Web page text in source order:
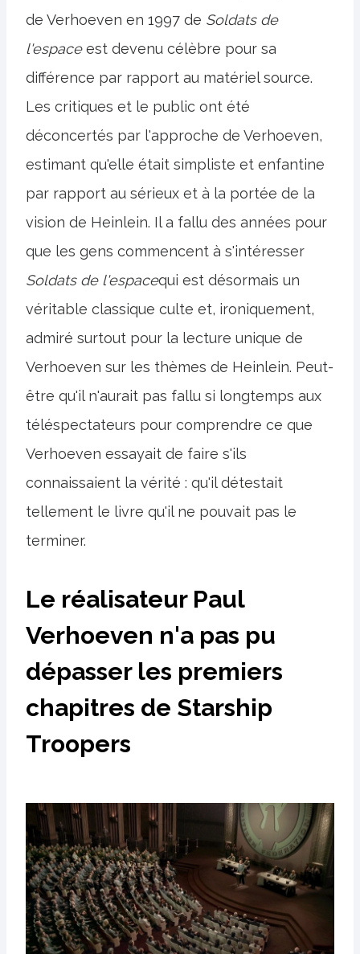
de Verhoeven en 1997 de Soldats de
l'espaceest devenu célèbre pour sa
différence par rapport au matériel source.
Les critiques et le public ont été
déconcertés par l'approche de Verhoeven,
estimant qu'elle était simpliste et enfantine
par rapport au sérieux et à la portée de la
vision de Heinlein. Il a fallu des années pour
que les gens commencent à s'intéresser
Soldats de l'espacequi est désormais un
véritable classique culte et, ironiquement,
admiré surtout pour la lecture unique de
Verhoeven sur les thèmes de Heinlein. Peut-
être qu'il n'aurait pas fallu si longtemps aux
téléspectateurs pour comprendre ce que
Verhoeven essayait de faire s'ils
connaissaient la vérité : qu'il détestait
tellement le livre qu'il ne pouvait pas le
terminer.
Le réalisateur Paul
Verhoeven n'a pas pu
dépasser les premiers
chapitres de Starship
Troopers